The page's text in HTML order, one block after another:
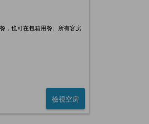
，也可在包箱用餐。所有客房
檢視空房